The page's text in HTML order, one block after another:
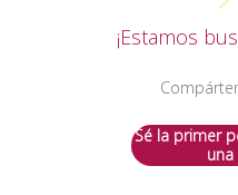
¡Estamos
Sé la primer